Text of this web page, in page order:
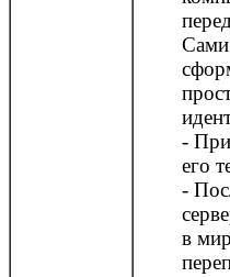
Сами
-
его
-
в